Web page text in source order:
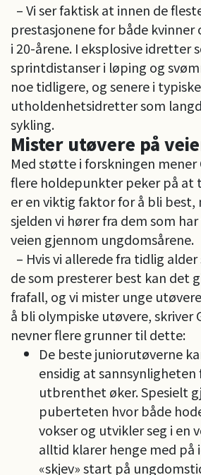
– Vi ser faktisk at innen de
prestasjonene for både kvinner
i 20-årene. I eksplosive idretter
sprintdistanser i løping og
noe tidligere, og senere i typiske
utholdenhetsidretter som
sykling.
Mister utøvere på
Med støtte i forskningen mener
flere holdepunkter peker på at
er en viktig faktor for å bli best,
sjelden vi hører fra dem som
veien gjennom ungdomsårene.
– Hvis vi allerede fra tidlig
de som presterer best kan det
frafall, og vi mister unge
å bli olympiske utøvere, skriver
nevner flere grunner til dette:
De beste juniorutøverne
ensidig at sannsynligheten
utbrenthet øker. Spesielt
puberteten hvor både
vokser og utvikler seg i en
alltid klarer henge med på
«skjev» start på